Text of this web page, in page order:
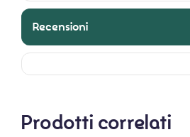
Recensioni
Prodotti correlati